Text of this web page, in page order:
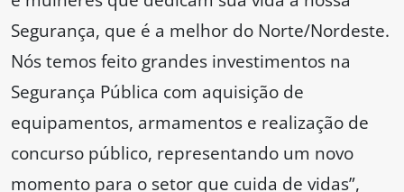
Segurança, que é a melhor do Norte/Nordeste.
Nós temos feito grandes investimentos na
Segurança Pública com aquisição de
equipamentos, armamentos e realização de
concurso público, representando um novo
momento para o setor que cuida de vidas”,